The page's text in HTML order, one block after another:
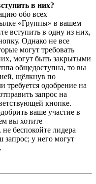
в них?
обо всех
«Группы» в вашем
вступить в одну из них,
Однако не все
могут требовать
могут быть закрытыми
общедоступна, то вы
щёлкнув по
требуется одобрение на
запрос на
кнопке.
ваше участие в
вы хотите
беспокойте лидера
у него могут